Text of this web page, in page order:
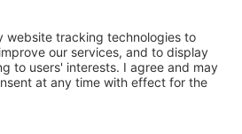
Palautukset ja vaatimukset